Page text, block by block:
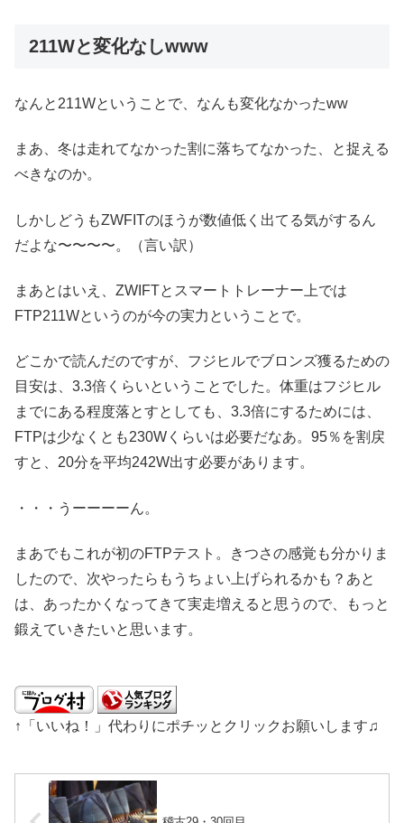
211Wと変化なしwww
なんと211Wということで、なんも変化なかったww
まあ、冬は走れてなかった割に落ちてなかった、と捉える
べきなのか。
しかしどうもZWFITのほうが数値低く出てる気がするん
だよな〜〜〜〜。（言い訳）
まあとはいえ、ZWIFTとスマートトレーナー上では
FTP211Wというのが今の実力ということで。
どこかで読んだのですが、フジヒルでブロンズ獲るための
目安は、3.3倍くらいということでした。体重はフジヒル
までにある程度落とすとしても、3.3倍にするためには、
FTPは少なくとも230Wくらいは必要だなあ。95％を割戻
すと、20分を平均242W出す必要があります。
・・・うーーーーん。
まあでもこれが初のFTPテスト。きつさの感覚も分かりま
したので、次やったらもうちょい上げられるかも？あと
は、あったかくなってきて実走増えると思うので、もっと
鍛えていきたいと思います。
↑「いいね！」代わりにポチッとクリックお願いします♫